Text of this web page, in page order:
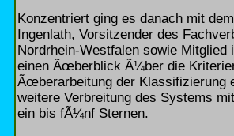
Konzentriert ging es danach mit
Ingenlath, Vorsitzender des
Nordrhein-Westfalen sowie
einen Ãœberblick Ã¼ber die
Ãœberarbeitung der Klassifizierung
weitere Verbreitung des Systems
ein bis fÃ¼nf Sternen.